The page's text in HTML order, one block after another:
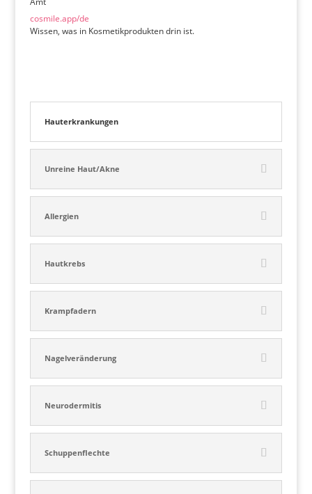
cosmile.app/de
Wissen, was in Kosmetikprodukten drin ist.
Hauterkrankungen
Unreine Haut/Akne
Allergien
Hautkrebs
Krampfadern
Nagelveränderung
Neurodermitis
Schuppenflechte